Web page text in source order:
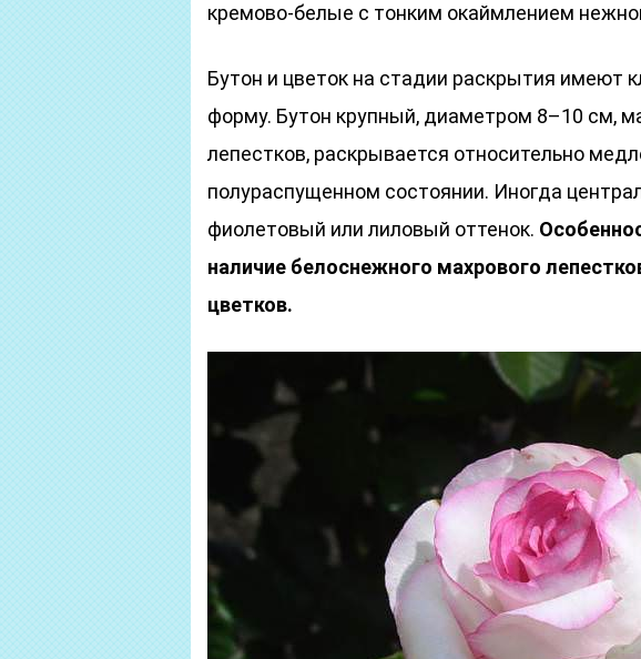
кремово-белые с тонким окаймлением
Бутон и цветок на стадии раскрытия имеют
форму. Бутон крупный, диаметром 8–10 см,
лепестков, раскрывается относительно
полураспущенном состоянии. Иногда
фиолетовый или лиловый оттенок.
наличие белоснежного махрового
цветков.